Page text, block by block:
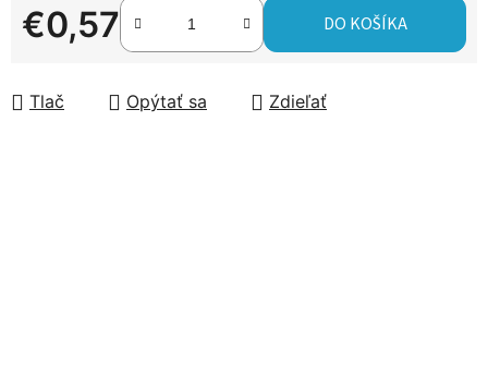
€0,57
Jednotková cena:
DO KOŠÍKA
Tlač Opýtať sa Zdieľať